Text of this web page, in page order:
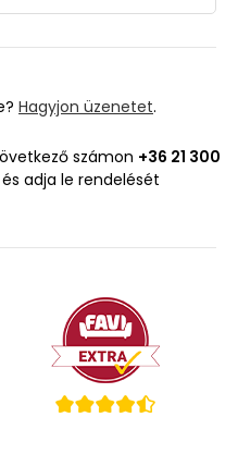
Hagyjon üzenetet.
számon +36 21 300
és adja le rendelését